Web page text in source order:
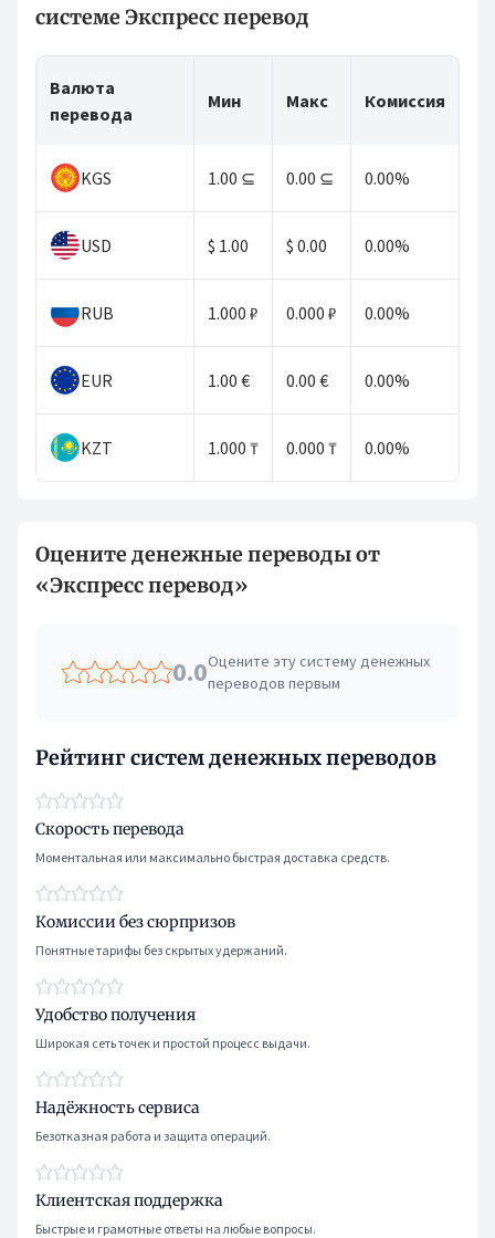
системе Экспресс перевод
Валюта
перевода
Мин Макс Комиссия
KGS 1.00 ⊆ 0.00 ⊆ 0.00%
USD $ 1.00 $ 0.00 0.00%
RUB 1.000 ₽ 0.000 ₽ 0.00%
EUR 1.00 € 0.00 € 0.00%
KZT 1.000 ₸ 0.000 ₸ 0.00%
Оцените денежные переводы от
«Экспресс перевод»
0.0Оцените эту систему денежных
переводов первым
Рейтинг систем денежных переводов
Скорость перевода
Моментальная или максимально быстрая доставка средств.
Комиссии без сюрпризов
Понятные тарифы без скрытых удержаний.
Удобство получения
Широкая сеть точек и простой процесс выдачи.
Надёжность сервиса
Безотказная работа и защита операций.
Клиентская поддержка
Быстрые и грамотные ответы на любые вопросы.